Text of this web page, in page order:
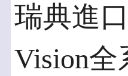
瑞典進
Vision